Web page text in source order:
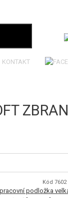
KONTAKT
Kód 7602